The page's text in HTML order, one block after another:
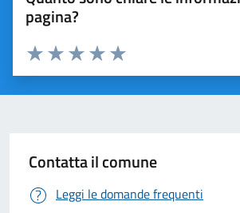
pagina?
Valuta 5 stelle su 5
Valuta 4 stelle su 5
Valuta 3 stelle su 5
Valuta 2 stelle su 5
Valuta 1 stelle su 5
Contatta il comune
Leggi le domande frequenti